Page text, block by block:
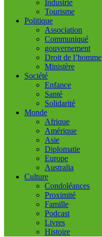
Industrie
Tourisme
Politique
Association
Communiqué
gouvernement
Droit de l’homme
Ministère
Société
Enfance
Santé
Solidarité
Monde
Afrique
Amérique
Asie
Diplomatie
Europe
Australia
Culture
Condoléances
Proximité
Famille
Podcast
Livres
Histoire